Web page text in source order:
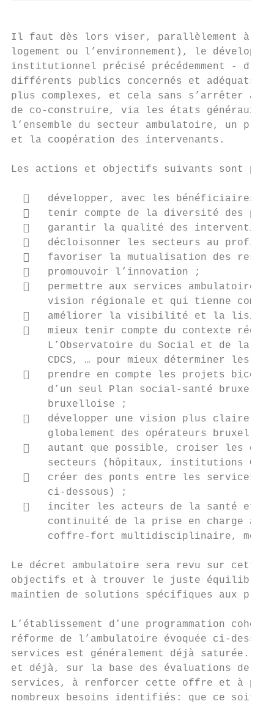
Il faut dès lors viser, parallèlement à
logement ou l’environnement), le
institutionnel précisé précédemment -
différents publics concernés et adéquats
plus complexes, et cela sans s’arrêter
de co-construire, via les états généraux
l’ensemble du secteur ambulatoire, un
et la coopération des intervenants.
Les actions et objectifs suivants sont
   développer, avec les bénéficiaires,
   tenir compte de la diversité des
   garantir la qualité des
   décloisonner les secteurs au profit
   favoriser la mutualisation des
     promouvoir l’innovation ;
   permettre aux services ambulatoires
vision régionale et qui tienne
   améliorer la visibilité et la
   mieux tenir compte du contexte
L’Observatoire du Social et de la
CDCS, … pour mieux déterminer les
   prendre en compte les projets
d’un seul Plan social-santé
      bruxelloise ;
   développer une vision plus claire
globalement des opérateurs
   autant que possible, croiser les
secteurs (hôpitaux, institutions
   créer des ponts entre les services
      ci-dessous) ;
   inciter les acteurs de la santé et
continuité de la prise en charge au
coffre-fort multidisciplinaire,
Le décret ambulatoire sera revu sur cette
objectifs et à trouver le juste équilibre
maintien de solutions spécifiques aux
L’établissement d’une programmation
réforme de l’ambulatoire évoquée ci-
services est généralement déjà saturée.
et déjà, sur la base des évaluations de
services, à renforcer cette offre et à
nombreux besoins identifiés: que ce soit